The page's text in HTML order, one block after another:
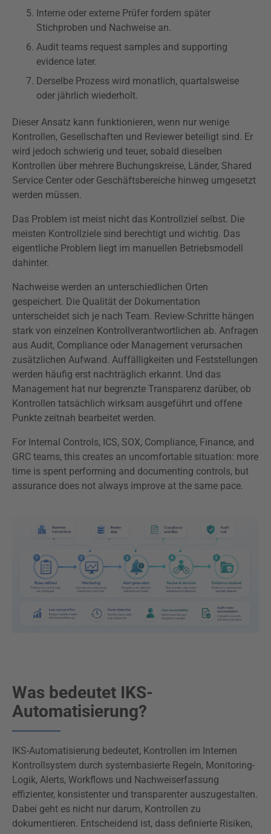
Interne oder externe Prüfer fordern später
Stichproben und Nachweise an.
Audit teams request samples and supporting
evidence later.
Derselbe Prozess wird monatlich, quartalsweise
oder jährlich wiederholt.
Dieser Ansatz kann funktionieren, wenn nur wenige
Kontrollen, Gesellschaften und Reviewer beteiligt sind. Er
wird jedoch schwierig und teuer, sobald dieselben
Kontrollen über mehrere Buchungskreise, Länder, Shared
Service Center oder Geschäftsbereiche hinweg umgesetzt
werden müssen.
Das Problem ist meist nicht das Kontrollziel selbst. Die
meisten Kontrollziele sind berechtigt und wichtig. Das
eigentliche Problem liegt im manuellen Betriebsmodell
dahinter.
Nachweise werden an unterschiedlichen Orten
gespeichert. Die Qualität der Dokumentation
unterscheidet sich je nach Team. Review-Schritte hängen
stark von einzelnen Kontrollverantwortlichen ab. Anfragen
aus Audit, Compliance oder Management verursachen
zusätzlichen Aufwand. Auffälligkeiten und Feststellungen
werden häufig erst nachträglich erkannt. Und das
Management hat nur begrenzte Transparenz darüber, ob
Kontrollen tatsächlich wirksam ausgeführt und offene
Punkte zeitnah bearbeitet werden.
For Internal Controls, ICS, SOX, Compliance, Finance, and
GRC teams, this creates an uncomfortable situation: more
time is spent performing and documenting controls, but
assurance does not always improve at the same pace.
Was bedeutet IKS-
Automatisierung?
IKS-Automatisierung bedeutet, Kontrollen im Internen
Kontrollsystem durch systembasierte Regeln, Monitoring-
Logik, Alerts, Workflows und Nachweiserfassung
effizienter, konsistenter und transparenter auszugestalten.
Dabei geht es nicht nur darum, Kontrollen zu
dokumentieren. Entscheidend ist, dass definierte Risiken,